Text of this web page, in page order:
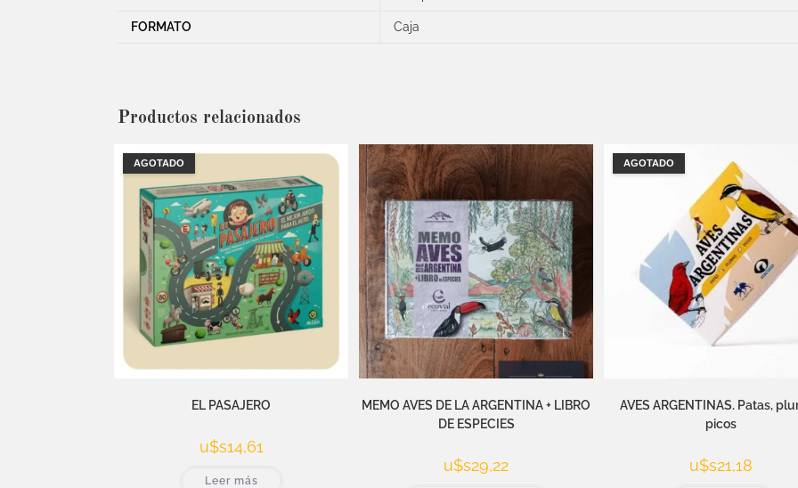
FORMATO Caja
Productos relacionados
AGOTADO
EL PASAJERO
u$s14,61
Leer más
MEMO AVES DE LA ARGENTINA + LIBRO
DE ESPECIES
u$s29,22
AGOTADO
AVES ARGENTINAS. Patas,
picos
u$s21,18